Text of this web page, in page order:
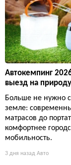
Автокемпинг
выезд на
Больше не нужно
земле:
матрасов до
комфортнее
мобильность.
3 дня назад Авто